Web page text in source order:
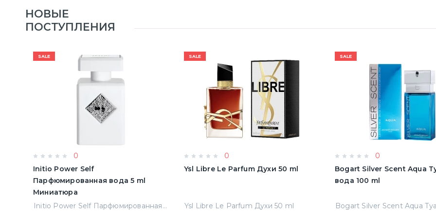
НОВЫЕ
ПОСТУПЛЕНИЯ
SALE
0
Initio Power Self
Парфюмированная вода 5 ml
Миниатюра
Initio Power Self Парфюмированная вода 5 ml Миниатюра
SALE
0
Ysl Libre Le Parfum Духи 50 ml
Ysl Libre Le Parfum Духи 50 ml
SALE
0
Bogart Silver Scent Aqua
вода 100 ml